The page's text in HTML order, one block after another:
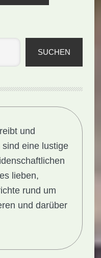
SUCHEN
und
sind eine lustige
lieben,
rund um
und darüber